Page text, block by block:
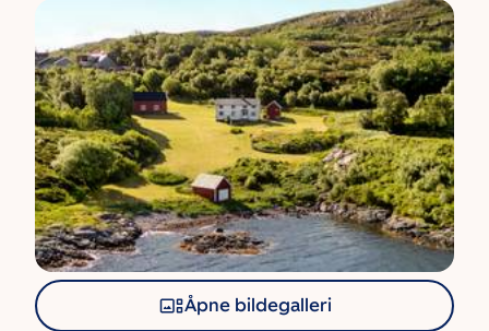
Åpne bildegalleri